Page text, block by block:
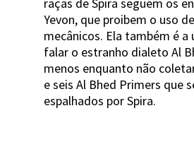
Yevon, que proibem o uso
mecânicos. Ela também é a
falar o estranho dialeto Al
menos enquanto não
e seis Al Bhed Primers que
espalhados por Spira.